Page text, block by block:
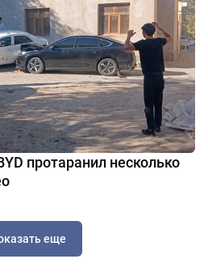
протаранил несколько
еще